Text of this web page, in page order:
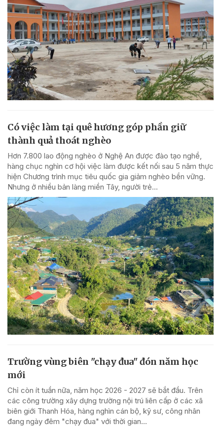
Có việc làm tại quê hương góp phần giữ
thành quả thoát nghèo
Hơn 7.800 lao động nghèo ở Nghệ An được đào tạo nghề,
hàng chục nghìn cơ hội việc làm được kết nối sau 5 năm thực
hiện Chương trình mục tiêu quốc gia giảm nghèo bền vững.
Nhưng ở nhiều bản làng miền Tây, người trẻ...
Trường vùng biên "chạy đua" đón năm học
mới
Chỉ còn ít tuần nữa, năm học 2026 - 2027 sẽ bắt đầu. Trên
các công trường xây dựng trường nội trú liên cấp ở các xã
biên giới Thanh Hóa, hàng nghìn cán bộ, kỹ sư, công nhân
đang ngày đêm "chạy đua" với thời gian...